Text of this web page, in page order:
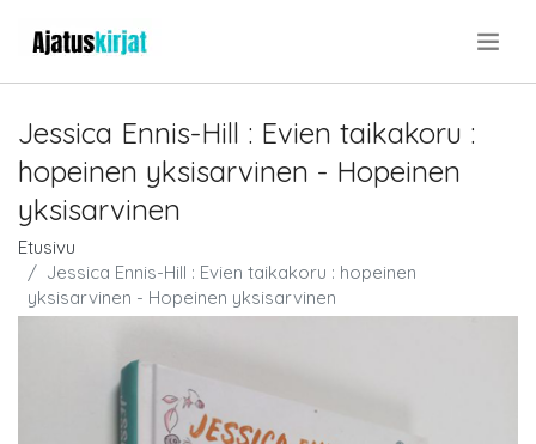
Jessica Ennis-Hill : Evien taikakoru :
hopeinen yksisarvinen - Hopeinen
yksisarvinen
Etusivu
Jessica Ennis-Hill : Evien taikakoru : hopeinen
yksisarvinen - Hopeinen yksisarvinen